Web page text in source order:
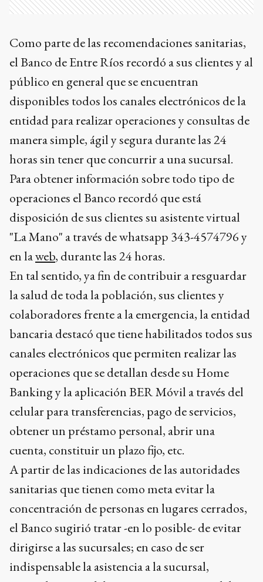
Como parte de las recomendaciones sanitarias,
el Banco de Entre Ríos recordó a sus clientes y al
público en general que se encuentran
disponibles todos los canales electrónicos de la
entidad para realizar operaciones y consultas de
manera simple, ágil y segura durante las 24
horas sin tener que concurrir a una sucursal.
Para obtener información sobre todo tipo de
operaciones el Banco recordó que está
disposición de sus clientes su asistente virtual
"La Mano" a través de whatsapp 343-4574796 y
en laweb, durante las 24 horas.
En tal sentido, ya fin de contribuir a resguardar
la salud de toda la población, sus clientes y
colaboradores frente a la emergencia, la entidad
bancaria destacó que tiene habilitados todos sus
canales electrónicos que permiten realizar las
operaciones que se detallan desde su Home
Banking y la aplicación BER Móvil a través del
celular para transferencias, pago de servicios,
obtener un préstamo personal, abrir una
cuenta, constituir un plazo fijo, etc.
A partir de las indicaciones de las autoridades
sanitarias que tienen como meta evitar la
concentración de personas en lugares cerrados,
el Banco sugirió tratar -en lo posible- de evitar
dirigirse a las sucursales; en caso de ser
indispensable la asistencia a la sucursal,